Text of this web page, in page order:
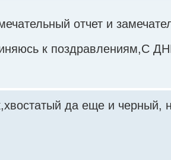
отчет и
к
да еще и черный,